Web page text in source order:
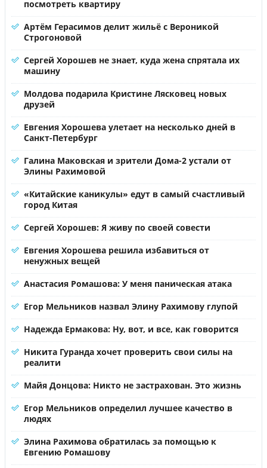
посмотреть квартиру
Артём Герасимов делит жильё с Вероникой
Строгоновой
Сергей Хорошев не знает, куда жена спрятала их
машину
Молдова подарила Кристине Лясковец новых
друзей
Евгения Хорошева улетает на несколько дней в
Санкт-Петербург
Галина Маковская и зрители Дома-2 устали от
Элины Рахимовой
«Китайские каникулы» едут в самый счастливый
город Китая
Сергей Хорошев: Я живу по своей совести
Евгения Хорошева решила избавиться от
ненужных вещей
Анастасия Ромашова: У меня паническая атака
Егор Мельников назвал Элину Рахимову глупой
Надежда Ермакова: Ну, вот, и все, как говорится
Никита Гуранда хочет проверить свои силы на
реалити
Майя Донцова: Никто не застрахован. Это жизнь
Егор Мельников определил лучшее качество в
людях
Элина Рахимова обратилась за помощью к
Евгению Ромашову